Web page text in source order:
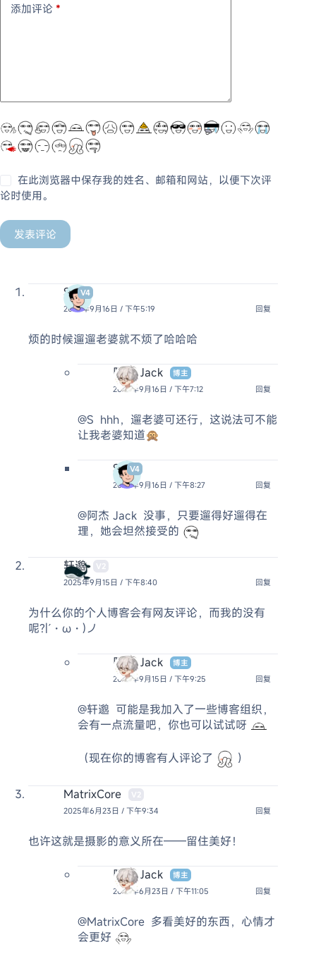
添加评论 *
在此浏览器中保存我的姓名、邮箱和网站，以便下次评
论时使用。
发表评论
S
V4
2025年9月16日 / 下午5:19
回复
烦的时候遛遛老婆就不烦了哈哈哈
阿杰 Jack
博主
2025年9月16日 / 下午7:12
回复
@S hhh，遛老婆可还行，这说法可不能
让我老婆知道🙊
S
V4
2025年9月16日 / 下午8:27
回复
@阿杰 Jack 没事，只要遛得好遛得在
理，她会坦然接受的
轩邈
V2
2025年9月15日 / 下午8:40
回复
为什么你的个人博客会有网友评论，而我的没有
呢?|´・ω・)ノ
阿杰 Jack
博主
2025年9月15日 / 下午9:25
回复
@轩邈 可能是我加入了一些博客组织，
会有一点流量吧，你也可以试试呀
（现在你的博客有人评论了 ）
MatrixCore
V2
2025年6月23日 / 下午9:34
回复
也许这就是摄影的意义所在——留住美好！
阿杰 Jack
博主
2025年6月23日 / 下午11:05
回复
@MatrixCore 多看美好的东西，心情才
会更好